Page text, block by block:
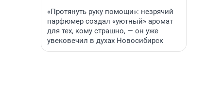
«Протянуть руку помощи»: незрячий
парфюмер создал «уютный» аромат
для тех, кому страшно, — он уже
увековечил в духах Новосибирск